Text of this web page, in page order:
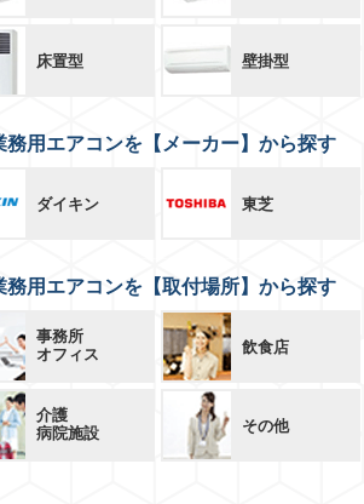
床置型 壁掛型
務用エアコンを【メーカー】から探す
ダイキン 東芝
務用エアコンを【取付場所】から探す
事務所
オフィス
飲食店
介護
病院施設
その他